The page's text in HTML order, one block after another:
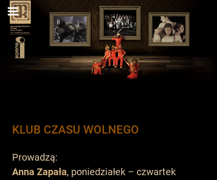
KLUB CZASU WOLNEGO
Prowadzą:
Anna Zapała, poniedziałek – czwartek